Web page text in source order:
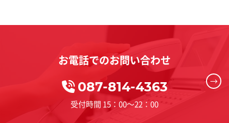
お電話でのお問い合わせ
087-814-4363
受付時間 15：00～22：00
→